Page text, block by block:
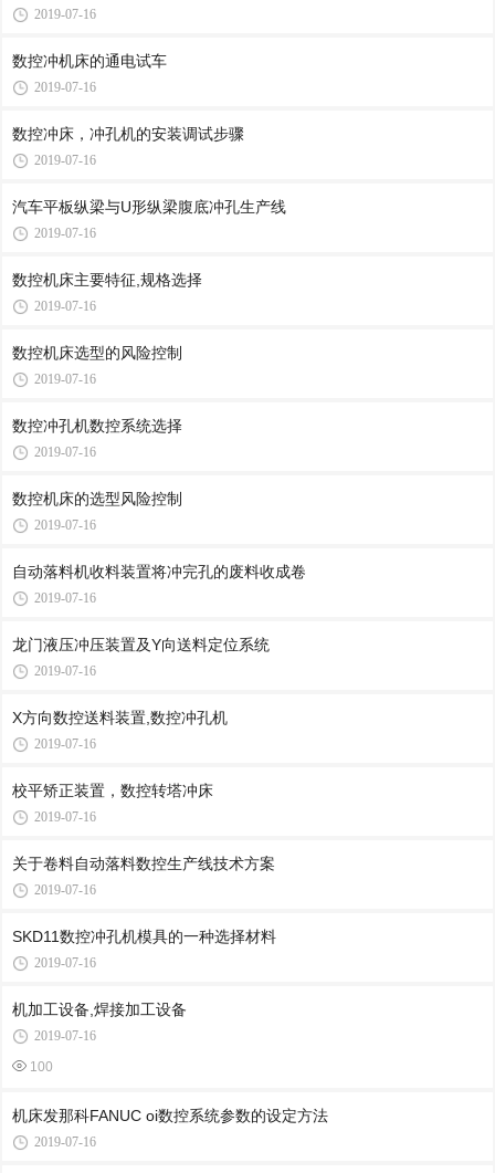
2019-07-16
数控冲机床的通电试车
2019-07-16
数控冲床，冲孔机的安装调试步骤
2019-07-16
汽车平板纵梁与U形纵梁腹底冲孔生产线
2019-07-16
数控机床主要特征,规格选择
2019-07-16
数控机床选型的风险控制
2019-07-16
数控冲孔机数控系统选择
2019-07-16
数控机床的选型风险控制
2019-07-16
自动落料机收料装置将冲完孔的废料收成卷
2019-07-16
龙门液压冲压装置及Y向送料定位系统
2019-07-16
X方向数控送料装置,数控冲孔机
2019-07-16
校平矫正装置，数控转塔冲床
2019-07-16
关于卷料自动落料数控生产线技术方案
2019-07-16
SKD11数控冲孔机模具的一种选择材料
2019-07-16
机加工设备,焊接加工设备
2019-07-16
100
机床发那科FANUC oi数控系统参数的设定方法
2019-07-16